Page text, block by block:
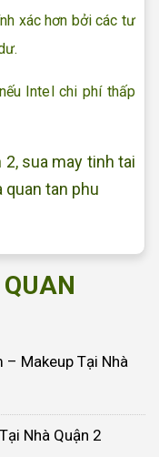
xác hơn bởi các tư
Intel chi phí thấp
2, sua may tinh tai
quan tan phu
– Makeup Tại Nhà
Nhà Quận 2